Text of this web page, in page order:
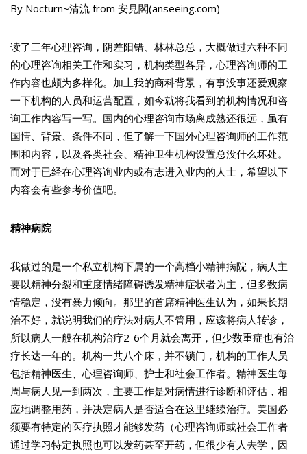
By Nocturn~清流 from 安見閣(anseeing.com)
读了三年心理咨询，阴差阳错、林林总总，大概做过六种不同
的心理咨询相关工作和实习，机构类型各异，心理咨询师的工
作内容也颇为多样化。加上我的商科背景，有事没事还爱观察
一下机构的人员和运营配置，如今就将我看到的机构情况和咨
询工作内容写一写。国内的心理咨询市场离成熟还很远，虽有
国情、背景、条件不同，但了解一下国外心理咨询师的工作范
围和内容，以及各类社会、精神卫生机构设置总没什么坏处。
而对于已经在心理咨询业内或有志进入业内的人士，希望以下
内容会有些参考价值吧。
精神病院
我做过的是一个私立机构下属的一个高档小精神病院，病人主
要以精神分裂和重度情绪障碍诱发精神症状者为主，但多数病
情稳定，没有暴力倾向。那里的首席精神医生认为，如果长期
治不好，就说明我们的疗法对病人不管用，应该将病人转诊，
所以病人一般在机构治疗2-6个月就会离开，但少数重症也有治
疗长达一年的。机构一共八个床，并不锁门，机构的工作人员
包括精神医生、心理咨询师、护士和社会工作者。精神医生每
周与病人见一到两次，主要工作是对病情进行诊断和评估，相
应地调整用药，并决定病人是否适合在这里继续治疗。美国必
须要有特定的医疗执照才能够发药（心理咨询师或社会工作者
通过学习特定执照也可以发药甚至开药，但很少有人去学，因